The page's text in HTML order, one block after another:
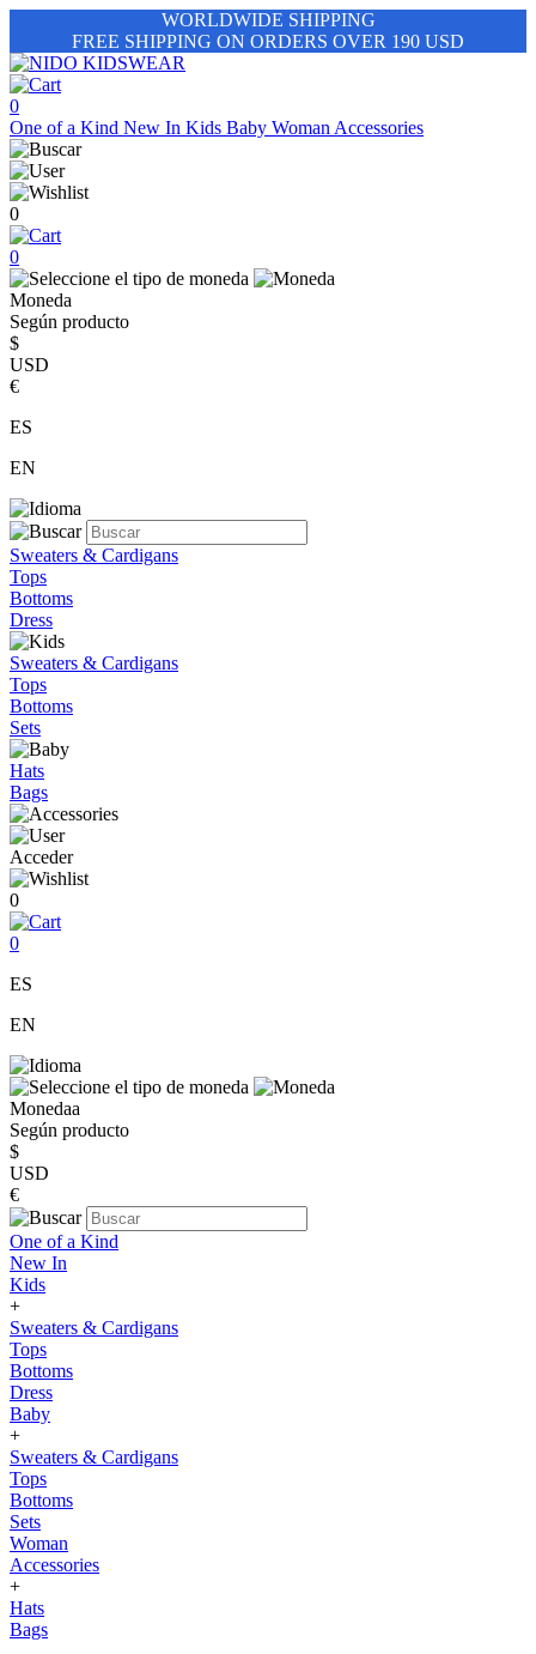
WORLDWIDE SHIPPING
FREE SHIPPING ON ORDERS OVER 190 USD
0
One of a Kind New In Kids Baby Woman Accessories
0
0
Moneda
Según producto
$
USD
€
ES
EN
Sweaters & Cardigans
Tops
Bottoms
Dress
Sweaters & Cardigans
Tops
Bottoms
Sets
Hats
Bags
Acceder
0
0
ES
EN
Monedaa
Según producto
$
USD
€
One of a Kind
New In
Kids
+
Sweaters & Cardigans
Tops
Bottoms
Dress
Baby
+
Sweaters & Cardigans
Tops
Bottoms
Sets
Woman
Accessories
+
Hats
Bags